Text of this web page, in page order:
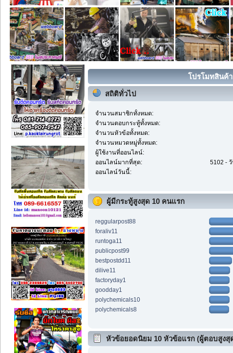
โปรโมทสินค้
สถิติทั่วไป
จำนวนสมาชิกทั้งหมด:
จำนวนตอบกระทู้ทั้งหมด:
จำนวนหัวข้อทั้งหมด:
จำนวนหมวดหมู่ทั้งหมด:
ผู้ใช้งานที่ออนไลน์:
ออนไลน์มากที่สุด:
5102 -
ออนไลน์วันนี้:
ผู้มีกระทู้สูงสุด 10 คนแรก
reggularpost88
foraliv11
runtoga11
publicpost99
bestpostdd11
dilive11
factoryday1
goodday1
polychemicals10
polychemicals8
หัวข้อยอดนิยม 10 หัวข้อแรก (ผู้ตอบสูงสุ